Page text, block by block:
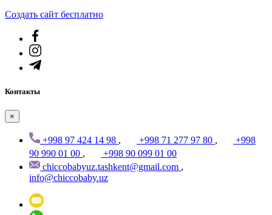
Создать cайт бесплатно
Контакты
×
+998 97 424 14 98 , +998 71 277 97 80 ,
+998
90 990 01 00 ,
+998 90 099 01 00
chiccobabyuz.tashkent@gmail.com ,
info@chiccobaby.uz